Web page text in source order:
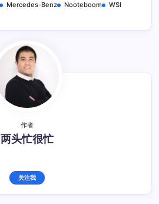
Mercedes-Benz Nooteboom WSI
作者
两头忙很忙
关注我